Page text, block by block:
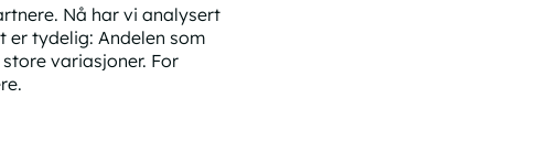
Nå har vi analysert
er tydelig: Andelen som
variasjoner. For